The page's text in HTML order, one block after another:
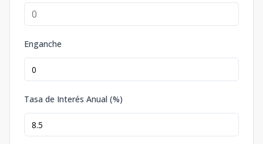
Enganche
Tasa de Interés Anual (%)